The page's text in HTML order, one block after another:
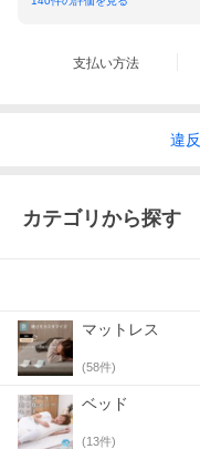
支払い方法
違反
カテゴリから探す
マットレス
(58件)
ベッド
(13件)